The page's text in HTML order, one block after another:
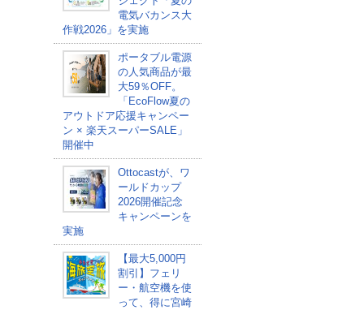
電気バカンス大
作戦2026」を実施
ポータブル電源
の人気商品が最
大59％OFF。
「EcoFlow夏の
アウトドア応援キャンペー
ン × 楽天スーパーSALE」
開催中
Ottocastが、ワ
ールドカップ
2026開催記念
キャンペーンを
実施
【最大5,000円
割引】フェリ
ー・航空機を使
って、得に宮崎